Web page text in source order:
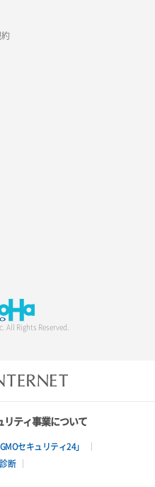
All Rights Reserved.
リティ事業について
セキュリティ24」
断